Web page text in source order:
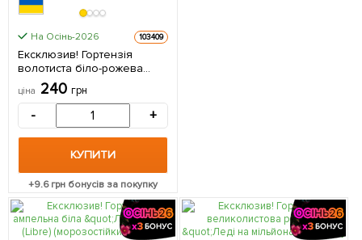
На Осінь-2026 103409
Ексклюзив! Гортензія
волотиста біло-рожева
"Солодка цукерка" (Sweet
Candy) (невибагливий сорт)
1 саджанець в упаковці
ціна 240 грн
- +
КУПИТИ
+9.6грн бонусів за покупку